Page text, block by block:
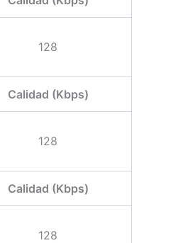
128
Calidad (Kbps)
128
Calidad (Kbps)
128